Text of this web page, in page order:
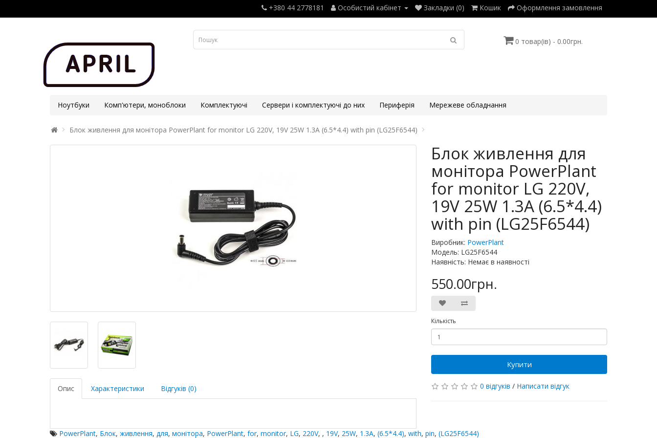
+380 44 2778181 Особистий кабінет Закладки (0) Кошик Оформлення замовлення
0 товар(ів) - 0.00грн.
Ноутбуки Комп'ютери, моноблоки Комплектуючі Сервери і комплектуючі до них Периферія Мережеве обладнання
Блок живлення для монітора PowerPlant for monitor LG 220V, 19V 25W 1.3A (6.5*4.4) with pin (LG25F6544)
Опис Характеристики Відгуків (0)
Блок живлення для
монітора PowerPlant
for monitor LG 220V,
19V 25W 1.3A (6.5*4.4)
with pin (LG25F6544)
Виробник: PowerPlant
Модель: LG25F6544
Наявність: Немає в наявності
550.00грн.
Кількість
Купити
0 відгуків / Написати відгук
PowerPlant, Блок, живлення, для, монітора, PowerPlant, for, monitor, LG, 220V, , 19V, 25W, 1.3A, (6.5*4.4), with, pin, (LG25F6544)